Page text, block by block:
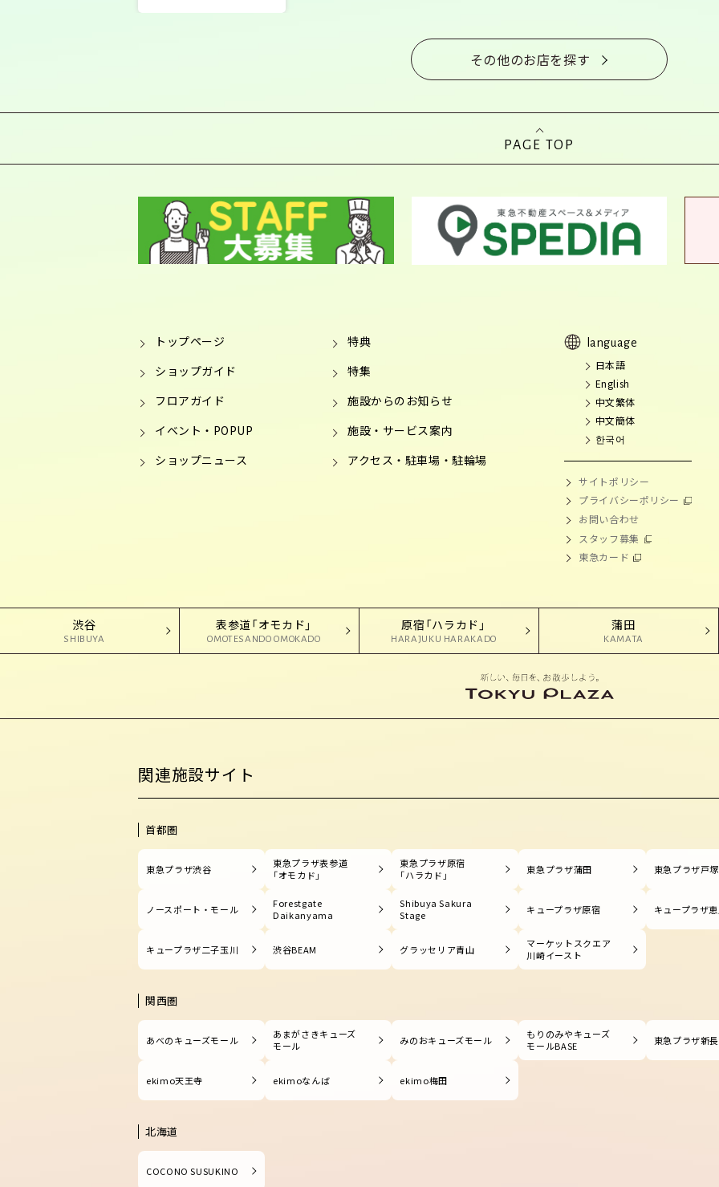
その他のお店を探す
PAGE TOP
トップページ
ショップガイド
フロアガイド
イベント・POPUP
ショップニュース
特典
特集
施設からのお知らせ
施設・サービス案内
アクセス・駐車場・駐輪場
language
日本語
English
中文繁体
中文簡体
한국어
サイトポリシー
プライバシーポリシー
お問い合わせ
スタッフ募集
東急カード
渋谷
SHIBUYA
表参道「オモカド」
OMOTESANDO OMOKADO
原宿「ハラカド」
HARAJUKU HARAKADO
蒲田
KAMATA
関連施設サイト
首都圏
東急プラザ渋谷
東急プラザ表参道
「オモカド」
東急プラザ原宿
「ハラカド」
東急プラザ蒲田 東急プラザ戸塚
ノースポート・モール
Forestgate
Daikanyama
Shibuya Sakura
Stage
キュープラザ原宿 キュープラザ
キュープラザ二子玉川 渋谷BEAM グラッセリア青山
マーケットスクエア
川崎イースト
関西圏
あべのキューズモール
あまがさきキューズ
モール
みのおキューズモール
もりのみやキューズ
モールBASE
東急プラザ新
ekimo天王寺 ekimoなんば ekimo梅田
北海道
COCONO SUSUKINO